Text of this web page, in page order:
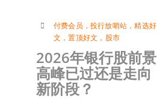
付费会员 ， 投行放哨站 ，精选好
文 ，置顶好文 ， 股市
2026年银行股前景
高峰已过还是走向
新阶段？